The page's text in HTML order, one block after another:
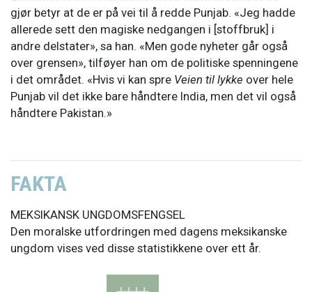
gjør betyr at de er på vei til å redde Punjab. «Jeg hadde
allerede sett den magiske nedgangen i [stoffbruk] i
andre delstater», sa han. «Men gode nyheter går også
over grensen», tilføyer han om de politiske spenningene
i det området. «Hvis vi kan spre Veien til lykke over hele
Punjab vil det ikke bare håndtere India, men det vil også
håndtere Pakistan.»
FAKTA
MEKSIKANSK UNGDOMSFENGSEL
Den moralske utfordringen med dagens meksikanske
ungdom vises ved disse statistikkene over ett år.